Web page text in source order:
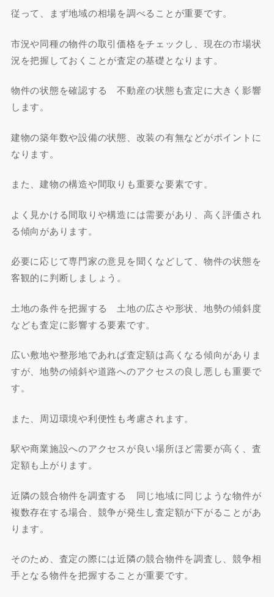
従って、まず地域の相場を調べることが重要です。
市況や同種の物件の取引価格をチェックし、現在の市場状
況を把握しておくことが査定の基礎となります。
物件の状態を確認する 不動産の状態も査定に大きく影響
します。
建物の築年数や設備の状態、改装の有無などがポイントに
なります。
また、建物の構造や間取りも重要な要素です。
よく見かける間取りや構造には需要があり、高く評価され
る傾向があります。
必要に応じて専門家の意見を聞くなどして、物件の状態を
客観的に判断しましょう。
土地の条件を把握する 土地の広さや形状、地勢の傾斜度
なども査定に影響する要素です。
広い敷地や整形地であれば査定額は高くなる傾向がありま
すが、地勢の傾斜や道路へのアクセスの良し悪しも重要で
す。
また、周辺環境や利便性も考慮されます。
駅や商業施設へのアクセスが良い場所ほど需要が高く、査
定額も上がります。
近隣の競合物件を調査する 同じ地域に同じような物件が
複数存在する場合、競争が発生し査定額が下がることがあ
ります。
そのため、査定の際には近隣の競合物件を調査し、競争相
手となる物件を把握することが重要です。